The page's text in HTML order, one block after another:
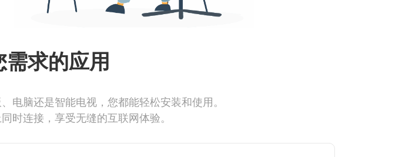
求的应用
电脑还是智能电视，您都能轻松安装和使用。
时连接，享受无缝的互联网体验。